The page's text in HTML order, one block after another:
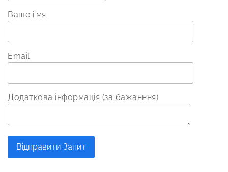
Ваше і'мя
Email
Додаткова інформація (за бажанння)